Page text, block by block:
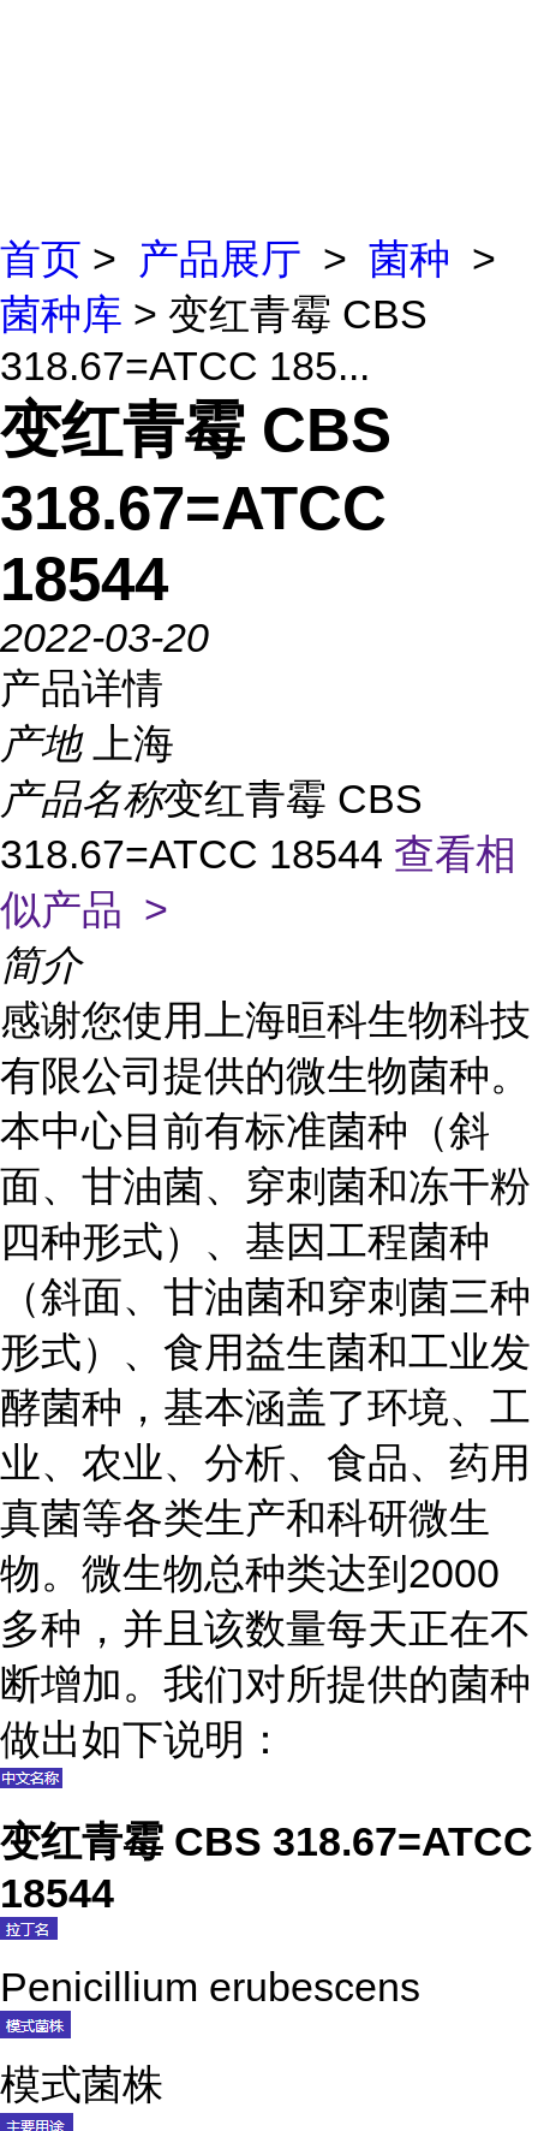
首页 > 产品展厅 > 菌种 >
菌种库 > 变红青霉 CBS
318.67=ATCC 185...
变红青霉 CBS
318.67=ATCC
18544
2022-03-20
产品详情
产地
上海
产品名称变红青霉 CBS
318.67=ATCC 18544 查看相
似产品 >
简介
感谢您使用上海晅科生物科技
有限公司提供的微生物菌种。
本中心目前有标准菌种（斜
面、甘油菌、穿刺菌和冻干粉
四种形式）、基因工程菌种
（斜面、甘油菌和穿刺菌三种
形式）、食用益生菌和工业发
酵菌种，基本涵盖了环境、工
业、农业、分析、食品、药用
真菌等各类生产和科研微生
物。微生物总种类达到2000
多种，并且该数量每天正在不
断增加。我们对所提供的菌种
做出如下说明：
变红青霉 CBS 318.67=ATCC
18544
Penicillium erubescens
模式菌株